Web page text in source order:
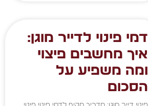
דמי פינוי לדייר מוגן:
איך מחשבים פיצוי
ומה משפיע על
הסכום